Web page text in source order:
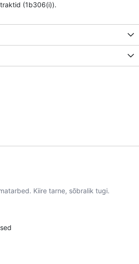
(1b306(i)).
Kiire tarne, sõbralik tugi.